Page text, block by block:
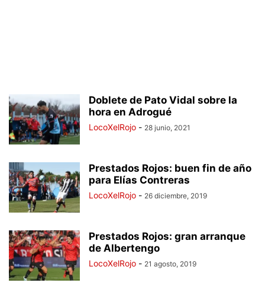
Doblete de Pato Vidal sobre la
hora en Adrogué
LocoXelRojo - 28 junio, 2021
Prestados Rojos: buen fin de año
para Elías Contreras
LocoXelRojo - 26 diciembre, 2019
Prestados Rojos: gran arranque
de Albertengo
LocoXelRojo - 21 agosto, 2019